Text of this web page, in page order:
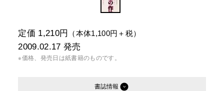
定価 1,210円 （本体1,100円＋税）
2009.02.17 発売
※価格、発売日は紙書籍のものです。
書誌情報